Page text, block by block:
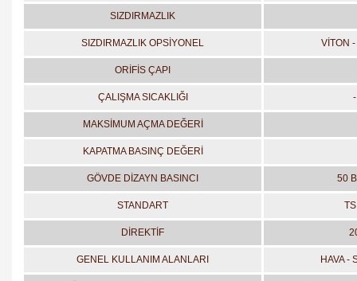
SIZDIRMAZLIK
SIZDIRMAZLIK OPSİYONEL VİTON
ORİFİS ÇAPI
ÇALIŞMA SICAKLIĞI
MAKSİMUM AÇMA DEĞERİ
KAPATMA BASINÇ DEĞERİ
GÖVDE DİZAYN BASINCI 50
STANDART
DİREKTİF
GENEL KULLANIM ALANLARI HAVA -